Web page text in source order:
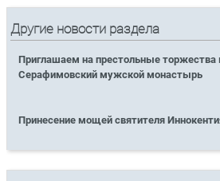
Другие новости раздела
Приглашаем на престольные торжества
Серафимовский мужской монастырь
Принесение мощей святителя